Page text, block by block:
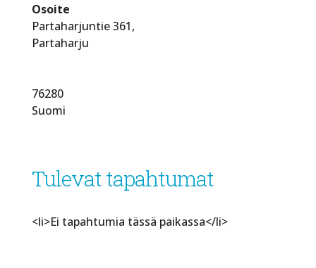
Osoite
Partaharjuntie 361,
Partaharju
76280
Suomi
Tulevat tapahtumat
<li>Ei tapahtumia tässä paikassa</li>